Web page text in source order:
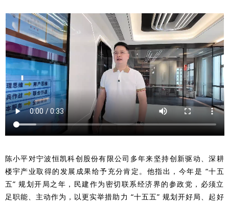
陈小平对宁波恒凯科创股份有限公司多年来坚持创新驱动、深耕
楼宇产业取得的发展成果给予充分肯定。他指出，今年是 “十五
五” 规划开局之年，民建作为密切联系经济界的参政党，必须立
足职能、主动作为，以更实举措助力 “十五五” 规划开好局、起好